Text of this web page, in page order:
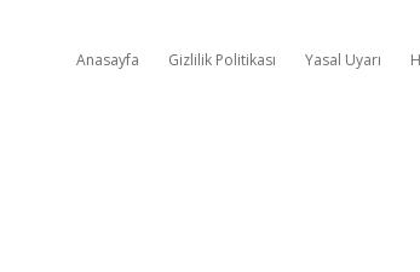
Anasayfa Gizlilik Politikası Yasal Uyarı